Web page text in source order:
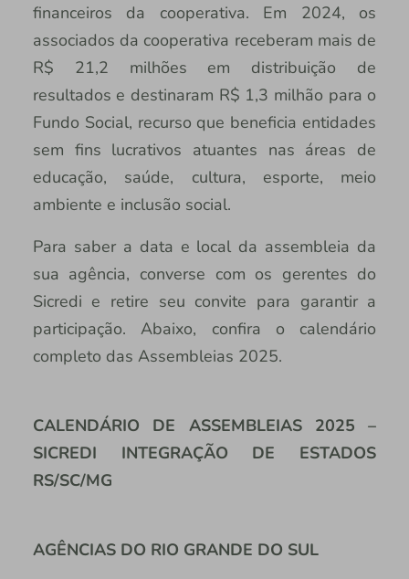
financeiros da cooperativa. Em 2024, os
associados da cooperativa receberam mais de
R$ 21,2 milhões em distribuição de
resultados e destinaram R$ 1,3 milhão para o
Fundo Social, recurso que beneficia entidades
sem fins lucrativos atuantes nas áreas de
educação, saúde, cultura, esporte, meio
ambiente e inclusão social.
Para saber a data e local da assembleia da
sua agência, converse com os gerentes do
Sicredi e retire seu convite para garantir a
participação. Abaixo, confira o calendário
completo das Assembleias 2025.
CALENDÁRIO DE ASSEMBLEIAS 2025 –
SICREDI INTEGRAÇÃO DE ESTADOS
RS/SC/MG
AGÊNCIAS DO RIO GRANDE DO SUL